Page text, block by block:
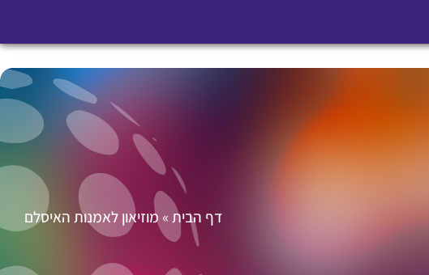
דף הבית» מוזיאון לאמנות האיסלם